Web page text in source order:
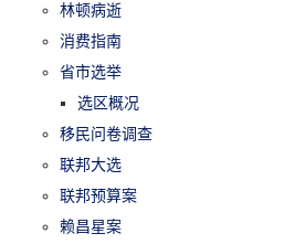
林顿病逝
消费指南
省市选举
选区概况
移民问卷调查
联邦大选
联邦预算案
赖昌星案